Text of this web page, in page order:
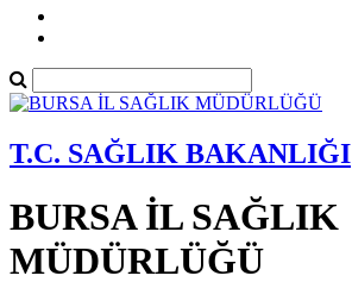
T.C. SAĞLIK BAKANLIĞI
BURSA İL SAĞLIK
MÜDÜRLÜĞÜ